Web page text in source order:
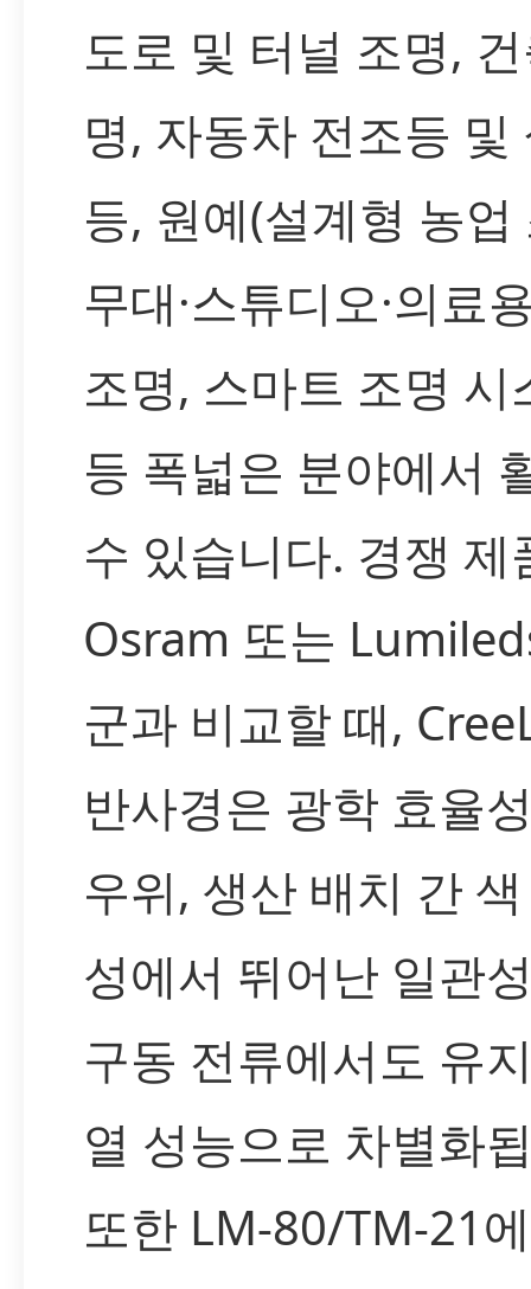
도로 및 터널 조명,
명, 자동차 전조등 및
등, 원예(설계형 농업
무대·스튜디오·의료
조명, 스마트 조명 시
등 폭넓은 분야에서
수 있습니다. 경쟁 제
Osram 또는
군과 비교할 때,
반사경은 광학 효율
우위, 생산 배치 간
성에서 뛰어난 일관
구동 전류에서도 유
열 성능으로 차별화
또한 LM-80/TM-21